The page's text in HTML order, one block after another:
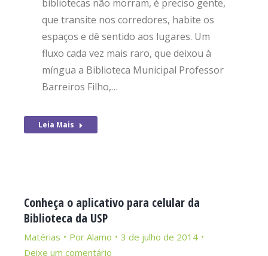
bibliotecas não morram, é preciso gente,
que transite nos corredores, habite os
espaços e dê sentido aos lugares. Um
fluxo cada vez mais raro, que deixou à
míngua a Biblioteca Municipal Professor
Barreiros Filho,…
Leia Mais
Conheça o aplicativo para celular da
Biblioteca da USP
Matérias Por Alamo
3 de julho de 2014
Deixe um comentário